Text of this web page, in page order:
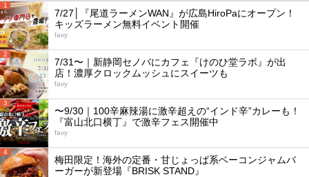
1
7/27│『尾道ラーメンWAN』が広島HiroPaにオープン！
キッズラーメン無料イベント開催
favy
2
7/31〜｜新静岡セノバにカフェ『けのひ堂ラボ』が出
店！濃厚クロックムッシュにスイーツも
favy
3
〜9/30｜100辛麻辣湯に激辛超えの“インド辛”カレーも！
『富山北口横丁』で激辛フェス開催中
favy
4
梅田限定！海外の定番・甘じょっぱ系ベーコンジャムバ
ーガーが新登場『BRISK STAND』